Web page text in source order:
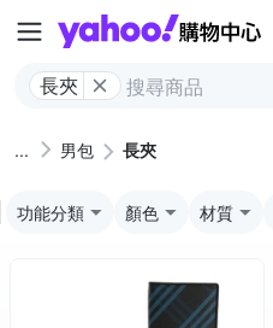
長夾
男包 長夾
功能分類 顏色 材質